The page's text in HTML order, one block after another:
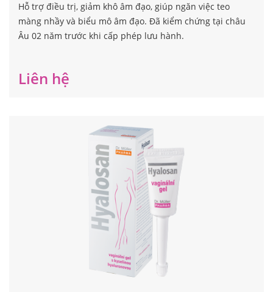
Hỗ trợ điều trị, giảm khô âm đạo, giúp ngăn việc teo
màng nhầy và biểu mô âm đạo. Đã kiểm chứng tại châu
Âu 02 năm trước khi cấp phép lưu hành.
Liên hệ